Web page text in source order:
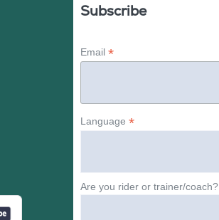
Subscribe
Email*
Language*
Are you rider or trainer/coach?